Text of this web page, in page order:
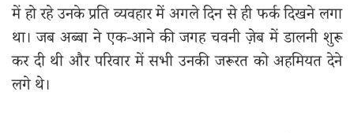
में हो रहे उनके प्रति व्यवहार में अगले दिन से ही फर्क दिखने लगा
था। जब अब्बा ने एक-आने की जगह चवनी ज़ेब में डालनी शुरू
कर दी थी और परिवार में सभी उनकी जरूरत को अहमियत देने
लगे थे।